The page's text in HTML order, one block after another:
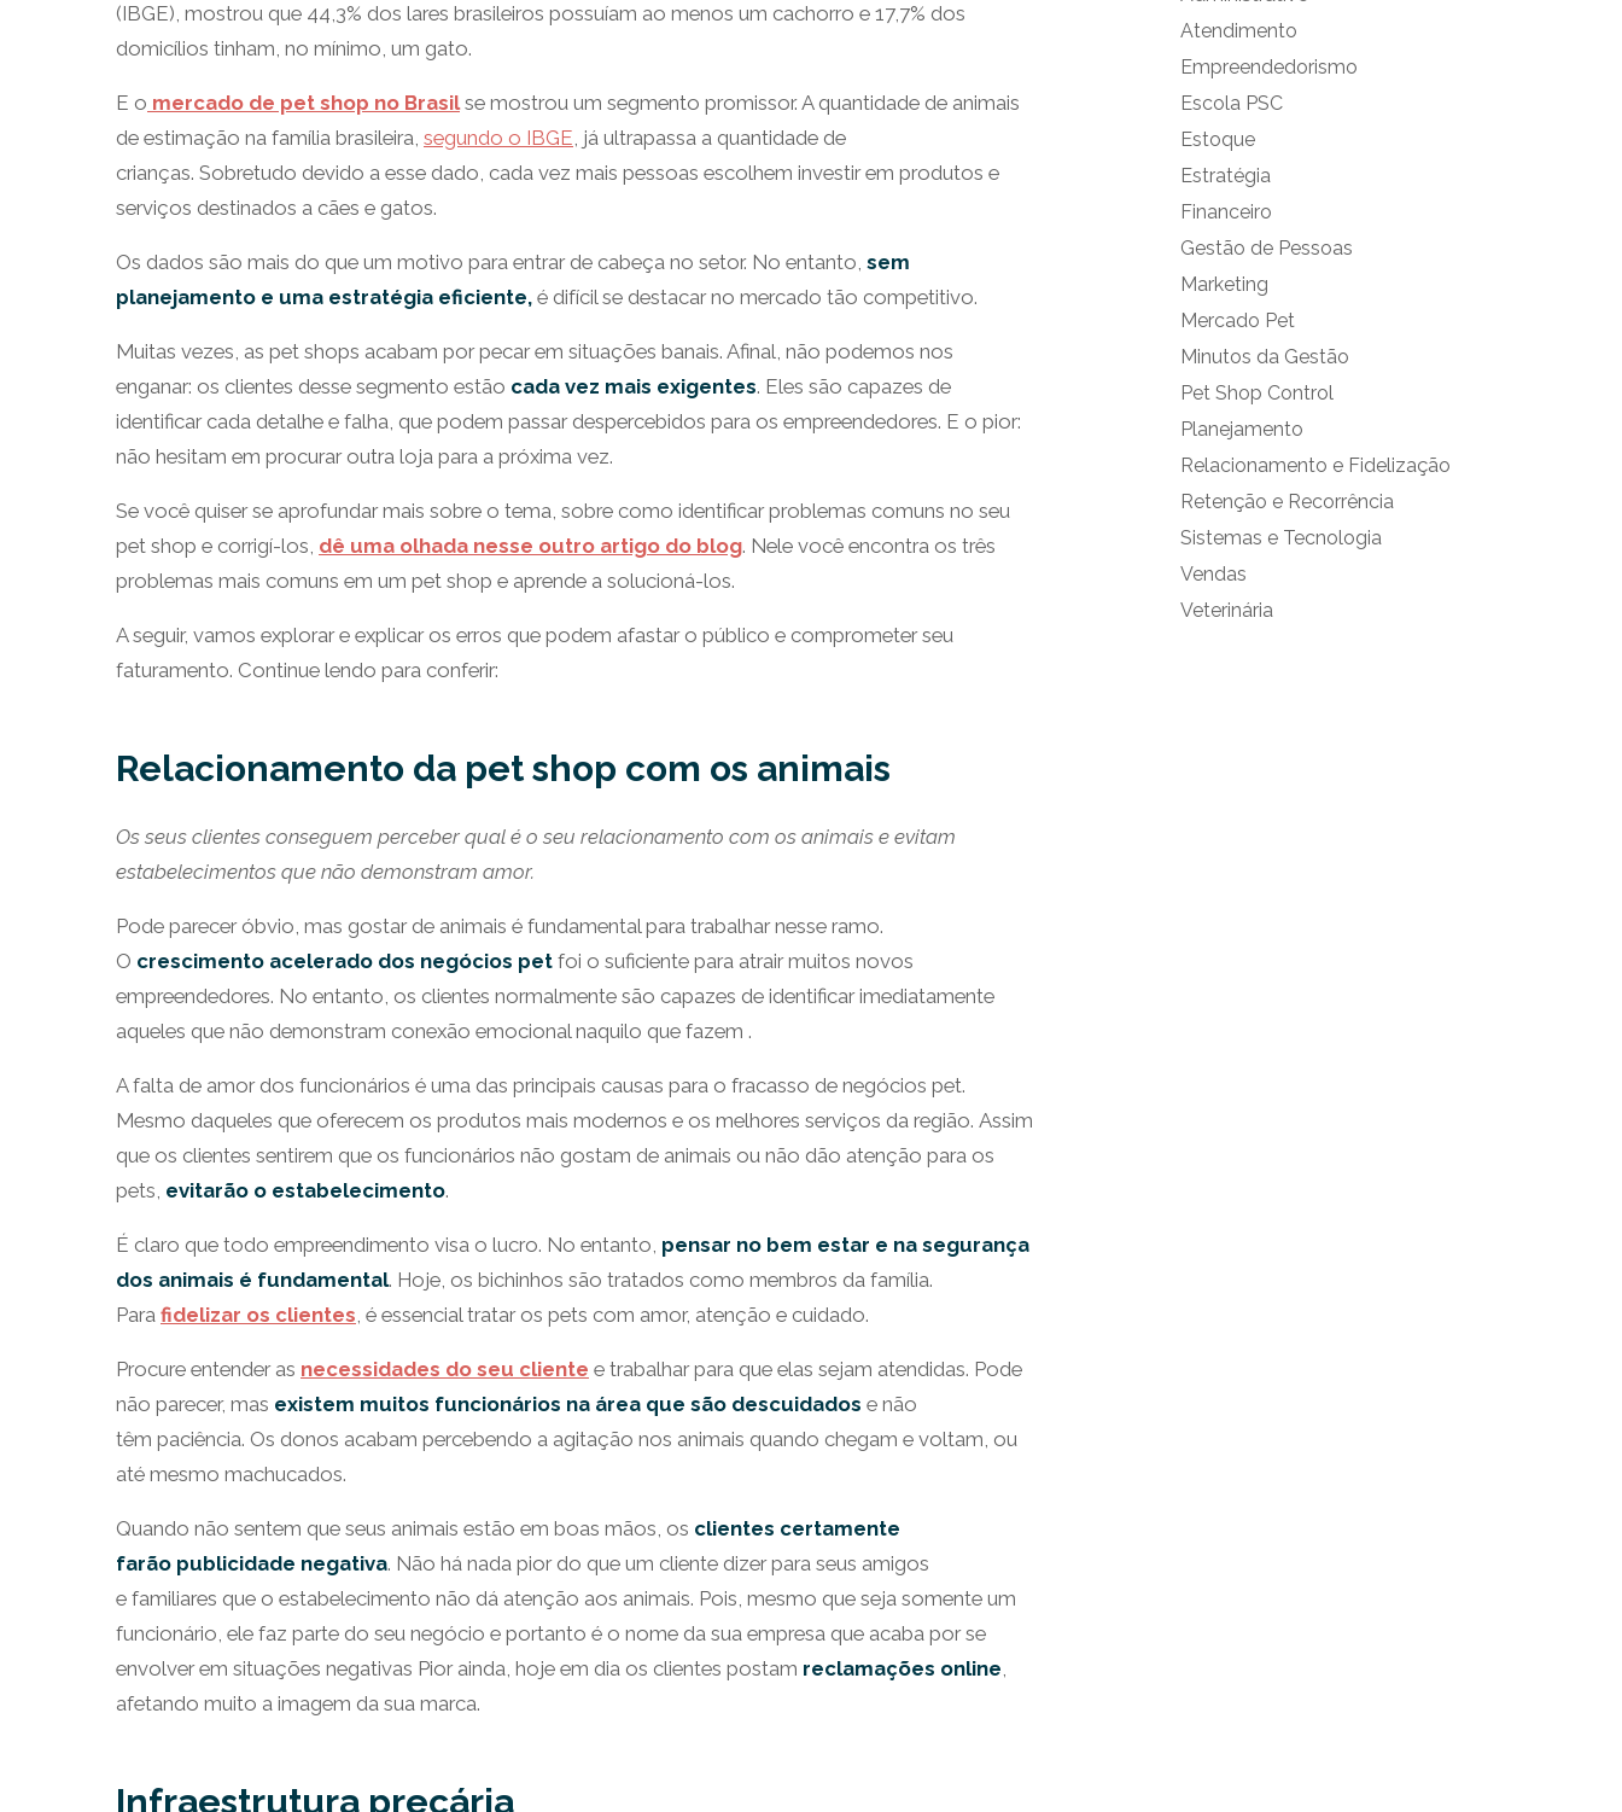
(IBGE), mostrou que 44,3% dos lares brasileiros possuíam ao menos um cachorro e 17,7% dos
domicílios tinham, no mínimo, um gato.
E o mercado de pet shop no Brasilse mostrou um segmento promissor. A quantidade de animais
de estimação na família brasileira, segundo o IBGE, já ultrapassa a quantidade de
crianças. Sobretudo devido a esse dado, cada vez mais pessoas escolhem investir em produtos e
serviços destinados a cães e gatos.
Os dados são mais do que um motivo para entrar de cabeça no setor. No entanto, sem
planejamento e uma estratégia eficiente, é difícil se destacar no mercado tão competitivo.
Muitas vezes, as pet shops acabam por pecar em situações banais. Afinal, não podemos nos
enganar: os clientes desse segmento estão cada vez mais exigentes. Eles são capazes de
identificar cada detalhe e falha, que podem passar despercebidos para os empreendedores. E o pior:
não hesitam em procurar outra loja para a próxima vez.
Se você quiser se aprofundar mais sobre o tema, sobre como identificar problemas comuns no seu
pet shop e corrigí-los, dê uma olhada nesse outro artigo do blog. Nele você encontra os três
problemas mais comuns em um pet shop e aprende a solucioná-los.
A seguir, vamos explorar e explicar os erros que podem afastar o público e comprometer seu
faturamento. Continue lendo para conferir:
Relacionamento da pet shop com os animais
Os seus clientes conseguem perceber qual é o seu relacionamento com os animais e evitam
estabelecimentos que não demonstram amor.
Pode parecer óbvio, mas gostar de animais é fundamental para trabalhar nesse ramo.
O crescimento acelerado dos negócios pet foi o suficiente para atrair muitos novos
empreendedores. No entanto, os clientes normalmente são capazes de identificar imediatamente
aqueles que não demonstram conexão emocional naquilo que fazem .
A falta de amor dos funcionários é uma das principais causas para o fracasso de negócios pet.
Mesmo daqueles que oferecem os produtos mais modernos e os melhores serviços da região. Assim
que os clientes sentirem que os funcionários não gostam de animais ou não dão atenção para os
pets, evitarão o estabelecimento.
É claro que todo empreendimento visa o lucro. No entanto, pensar no bem estar e na segurança
dos animais é fundamental. Hoje, os bichinhos são tratados como membros da família.
Para fidelizar os clientes, é essencial tratar os pets com amor, atenção e cuidado.
Procure entender as necessidades do seu cliente e trabalhar para que elas sejam atendidas. Pode
não parecer, mas existem muitos funcionários na área que são descuidados e não
têm paciência. Os donos acabam percebendo a agitação nos animais quando chegam e voltam, ou
até mesmo machucados.
Quando não sentem que seus animais estão em boas mãos, os clientes certamente
farão publicidade negativa. Não há nada pior do que um cliente dizer para seus amigos
e familiares que o estabelecimento não dá atenção aos animais. Pois, mesmo que seja somente um
funcionário, ele faz parte do seu negócio e portanto é o nome da sua empresa que acaba por se
envolver em situações negativas Pior ainda, hoje em dia os clientes postam reclamações online,
afetando muito a imagem da sua marca.
Infraestrutura precária
Atendimento
Empreendedorismo
Escola PSC
Estoque
Estratégia
Financeiro
Gestão de Pessoas
Marketing
Mercado Pet
Minutos da Gestão
Pet Shop Control
Planejamento
Relacionamento e Fidelização
Retenção e Recorrência
Sistemas e Tecnologia
Vendas
Veterinária